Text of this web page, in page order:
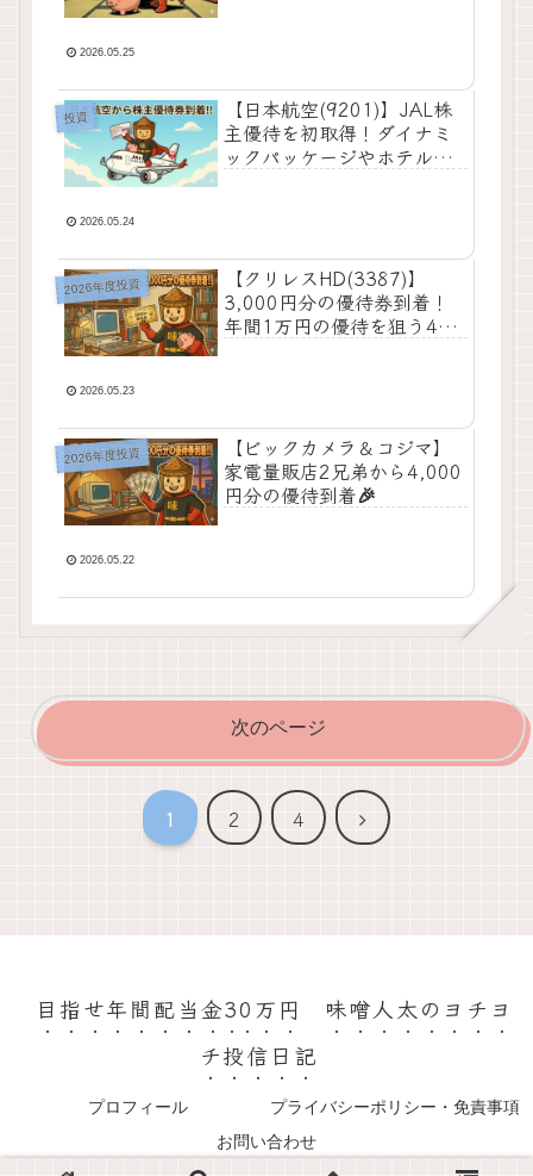
2026.05.25
投資
【日本航空(9201)】JAL株
主優待を初取得！ダイナミ
ックパッケージやホテル割
2026.05.24
2026年度投資
【クリレスHD(3387)】
3,000円分の優待券到着！
年間1万円の優待を狙う400
2026.05.23
2026年度投資
【ビックカメラ＆コジマ】
家電量販店2兄弟から4,000
円分の優待到着🎉
2026.05.22
次のページ
1 2 4
次
目指せ年間配当金30万円 味噌人太のヨチヨ
チ投信日記
プロフィール
プライバシーポリシー・免責事項
お問い合わせ